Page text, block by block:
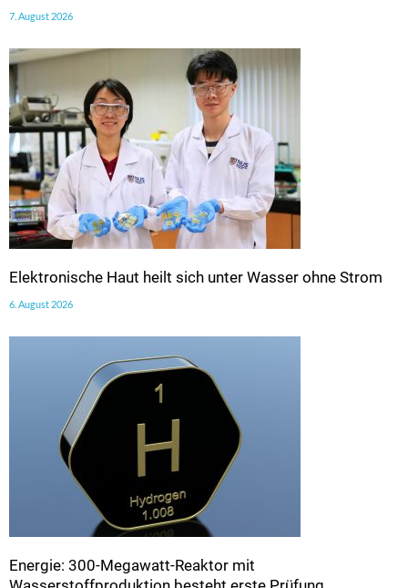
7. August 2026
Elektronische Haut heilt sich unter Wasser ohne Strom
6. August 2026
Energie: 300-Megawatt-Reaktor mit